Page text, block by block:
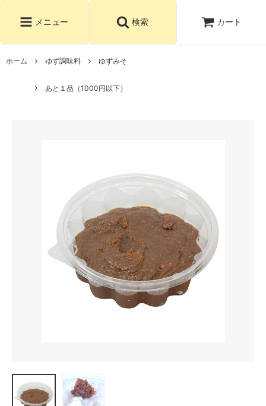
メニュー 検索 カート
ホーム ゆず調味料 ゆずみそ
あと１品（1000円以下）